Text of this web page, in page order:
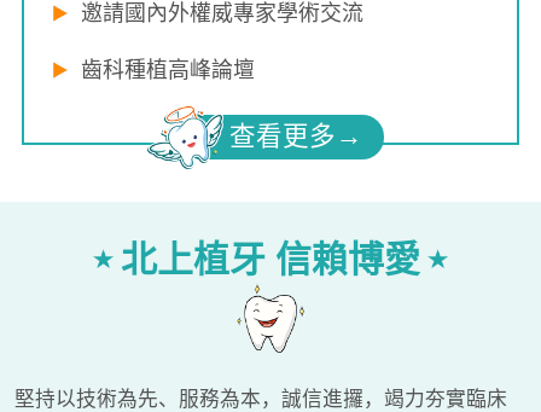
邀請國內外權威專家學術交流
齒科種植高峰論壇
查看更多→
北上植牙 信賴博愛
堅持以技術為先、服務為本，誠信進攞，竭力夯實臨床